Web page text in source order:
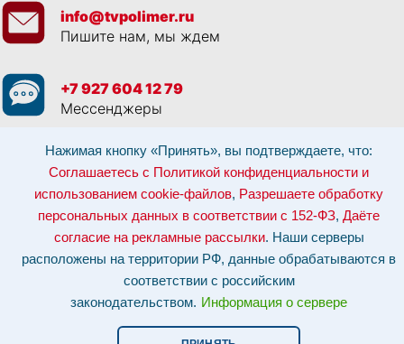
Нажимая кнопку «Принять», вы подтверждаете, что:
Соглашаетесь с Политикой конфиденциальности и
использованием cookie-файлов, Разрешаете обработку
персональных данных в соответствии с 152-ФЗ, Даёте
согласие на рекламные рассылки. Наши серверы
расположены на территории РФ, данные обрабатываются в
соответствии с российским
законодательством. Информация о сервере
info@tvpolimer.ru
Пишите нам, мы ждем
+7 927 604 12 79
Мессенджеры
Просматривая данный веб сайт, и обращаясь к нам, вы:Соглашаетесь с
Политикой конфиденциальности и использованием cookie-файлов,
Разрешаете обработку персональных данных в соответствии с 152-ФЗ
Даёте согласие на рекламные рассылки.
Отозвать согласие на обработку персональных данных: по эл-почте:
info@tvpolimer.ru| по телефону8 800 551 30 80
соответствии с российским законодательством.Информация о сервере и
Сайт носит исключительно информационный характер и не является
оказания услуг и технических характеристик обращайтесь по контактам,